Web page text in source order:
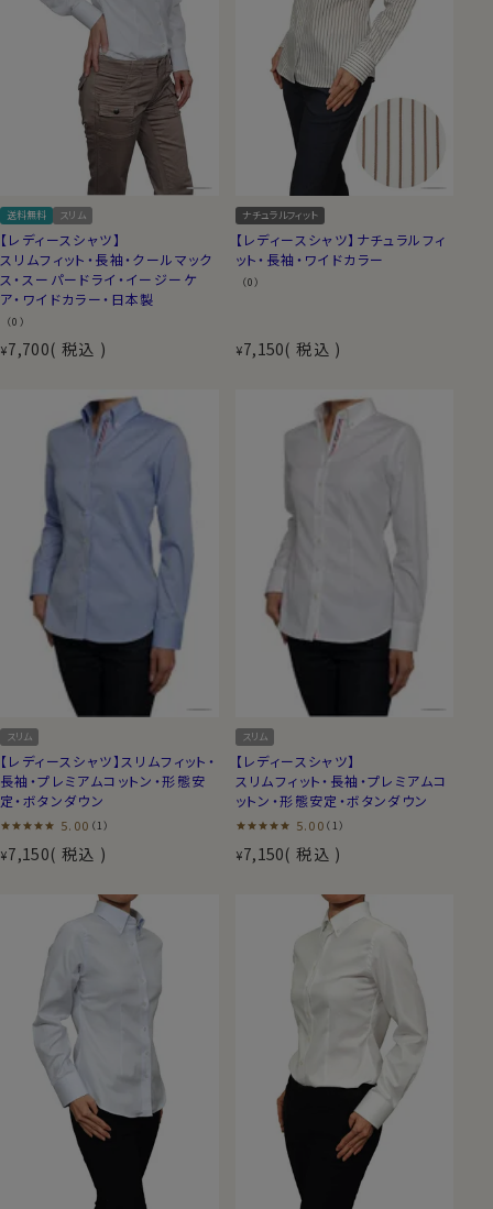
送料無料 スリム
【レディースシャツ】
スリムフィット・長袖・クールマック
ス・スーパードライ・イージーケ
ア・ワイドカラー・日本製
（0）
¥7,700 税込
ナチュラルフィット
【レディースシャツ】ナチュラルフィ
ット・長袖・ワイドカラー
（0）
¥7,150 税込
スリム
【レディースシャツ】スリムフィット・
長袖・プレミアムコットン・形態安
定・ボタンダウン
5.00 （1）
¥7,150 税込
スリム
【レディースシャツ】
スリムフィット・長袖・プレミアムコ
ットン・形態安定・ボタンダウン
5.00 （1）
¥7,150 税込